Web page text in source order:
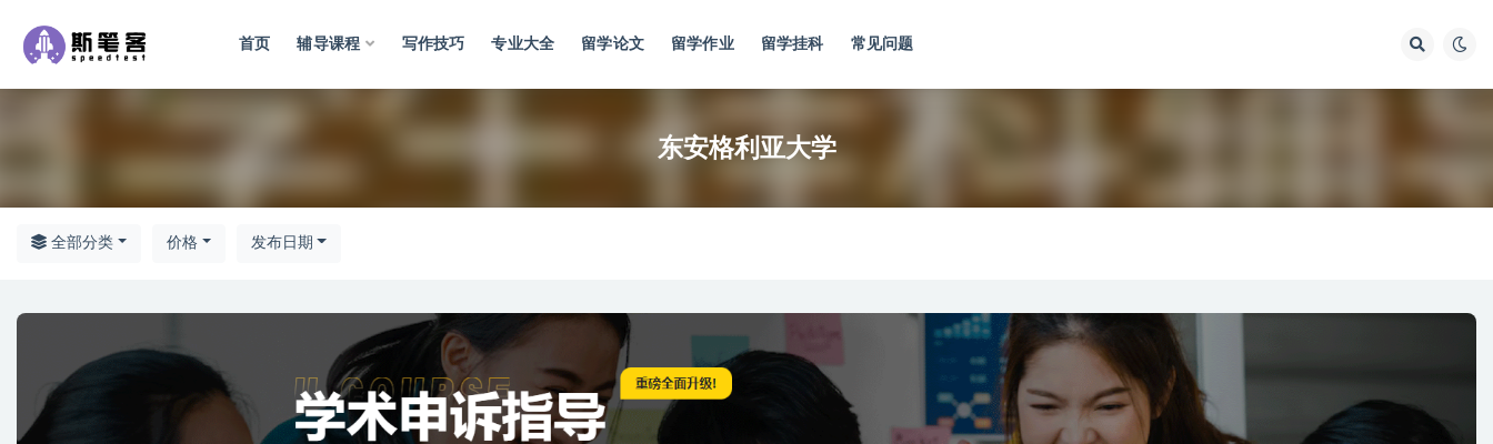
首页 辅导课程 写作技巧 专业大全 留学论文 留学作业 留学挂科 常见问题
东安格利亚大学
全部分类 价格 发布日期